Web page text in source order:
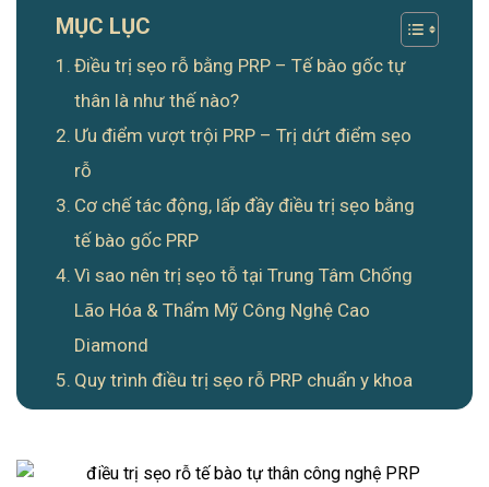
MỤC LỤC
Điều trị sẹo rỗ bằng PRP – Tế bào gốc tự
thân là như thế nào?
Ưu điểm vượt trội PRP – Trị dứt điểm sẹo
rỗ
Cơ chế tác động, lấp đầy điều trị sẹo bằng
tế bào gốc PRP
Vì sao nên trị sẹo tỗ tại Trung Tâm Chống
Lão Hóa & Thẩm Mỹ Công Nghệ Cao
Diamond
Quy trình điều trị sẹo rỗ PRP chuẩn y khoa